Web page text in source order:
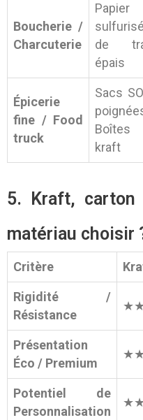
Boucherie /
Charcuterie
de
épais
Épicerie
fine / Food
truck
Sacs
Boîtes
kraft
5. Kraft, carton
matériau choisir
Critère
Rigidité /
Résistance
Présentation
Éco / Premium
Potentiel de
Personnalisation